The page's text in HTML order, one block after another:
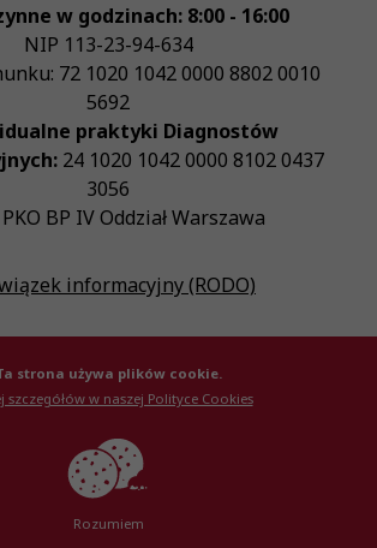
w godzinach: 8:00 - 16:00
NIP 113-23-94-634
72 1020 1042 0000 8802 0010
5692
praktyki Diagnostów
24 1020 1042 0000 8102 0437
3056
BP IV Oddział Warszawa
informacyjny (RODO)
Diagnostów Laboratoryjnych 2026
Created by
strona używa plików cookie.
szczegółów w naszej Polityce Cookies
Rozumiem